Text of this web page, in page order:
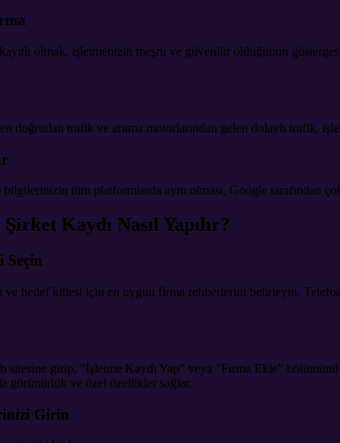
olmak, işletmenizin meşru ve güvenilir olduğunun
doğrudan trafik ve arama motorlarından gelen dolaylı trafik,
tüm platformlarda aynı olması, Google tarafından
Kaydı Nasıl Yapılır?
Seçin
hedef kitlesi için en uygun firma rehberlerini belirleyin.
sitesine girip, "İşletme Kaydı Yap" veya "Firma Ekle"
görünürlük ve özel özellikler sağlar.
Girin